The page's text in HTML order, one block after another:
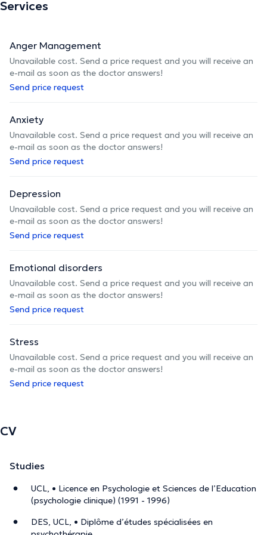
The description was edited by the doctoranytime team, based on verified
Services
Anger Management
Unavailable cost. Send a price request and you will receive an
e-mail as soon as the doctor answers!
Send price request
Anxiety
Unavailable cost. Send a price request and you will receive an
e-mail as soon as the doctor answers!
Send price request
Depression
Unavailable cost. Send a price request and you will receive an
e-mail as soon as the doctor answers!
Send price request
Emotional disorders
Unavailable cost. Send a price request and you will receive an
e-mail as soon as the doctor answers!
Send price request
Stress
Unavailable cost. Send a price request and you will receive an
e-mail as soon as the doctor answers!
Send price request
CV
Studies
UCL, • Licence en Psychologie et Sciences de l’Education
(psychologie clinique) (1991 - 1996)
DES, UCL, • Diplôme d’études spécialisées en